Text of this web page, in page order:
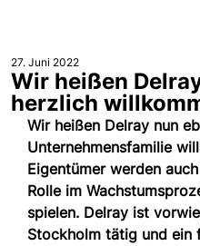
Wir heißen
herzlich
27. Juni 2022
Wir heißen Delray nun
Unternehmensfamilie
Eigentümer werden
Rolle im
spielen. Delray ist
Stockholm tätig und ein